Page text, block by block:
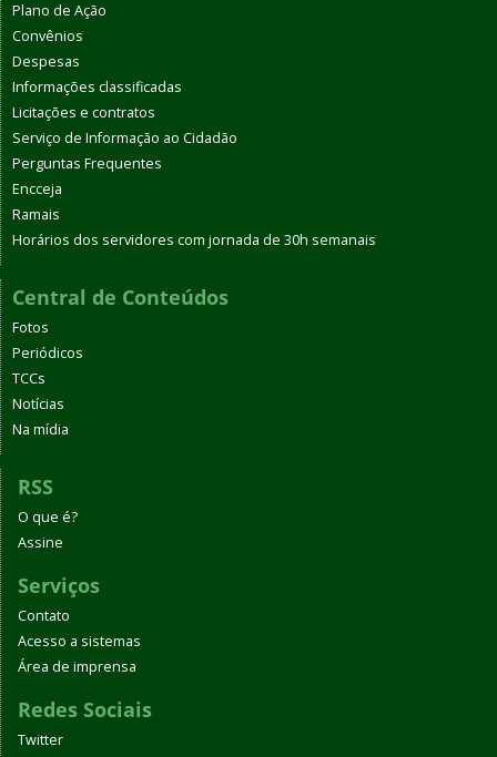
Plano de Ação
Convênios
Despesas
Informações classificadas
Licitações e contratos
Serviço de Informação ao Cidadão
Perguntas Frequentes
Encceja
Ramais
Horários dos servidores com jornada de 30h semanais
Central de Conteúdos
Fotos
Periódicos
TCCs
Notícias
Na mídia
RSS
O que é?
Assine
Serviços
Contato
Acesso a sistemas
Área de imprensa
Redes Sociais
Twitter